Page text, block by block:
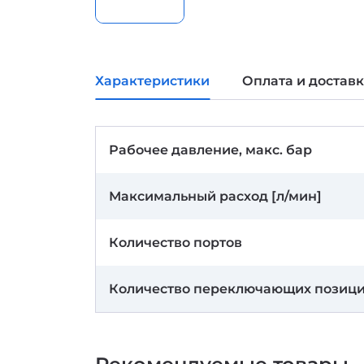
Характеристики Оплата и
Рабочее давление, макс. бар
Максимальный расход [л/мин]
Количество портов
Количество переключающих